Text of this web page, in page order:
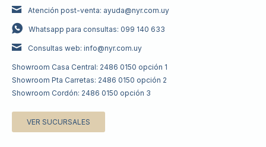
Atención post-venta: ayuda@nyr.com.uy
Whatsapp para consultas: 099 140 633
Consultas web: info@nyr.com.uy
Showroom Casa Central: 2486 0150 opción 1
Showroom Pta Carretas: 2486 0150 opción 2
Showroom Cordón: 2486 0150 opción 3
VER SUCURSALES